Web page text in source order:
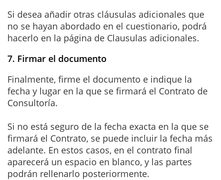
Si desea añadir otras cláusulas adicionales que
no se hayan abordado en el cuestionario, podrá
hacerlo en la página de Clausulas adicionales.
7. Firmar el documento
Finalmente, firme el documento e indique la
fecha y lugar en la que se firmará el Contrato de
Consultoría.
Si no está seguro de la fecha exacta en la que se
firmará el Contrato, se puede incluir la fecha más
adelante. En estos casos, en el contrato final
aparecerá un espacio en blanco, y las partes
podrán rellenarlo posteriormente.